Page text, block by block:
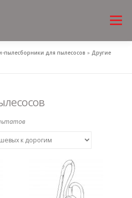
пылесборники для пылесосов » Другие